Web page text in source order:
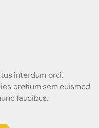
interdum orci,
pretium sem euismod
faucibus.